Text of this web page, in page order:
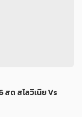
ด สโลวีเนีย Vs